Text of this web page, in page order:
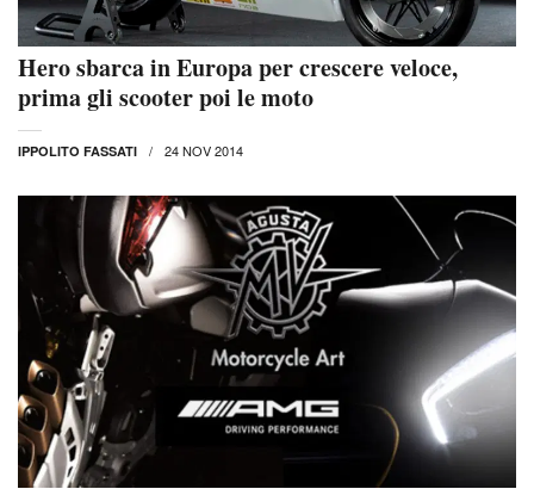
Hero sbarca in Europa per crescere veloce,
prima gli scooter poi le moto
IPPOLITO FASSATI 24 NOV 2014